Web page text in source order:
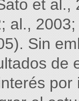
et
al.,
Sin
de